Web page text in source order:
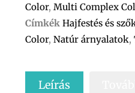
Color,Multi Complex
Címkék Hajfestés és
Color,Natúr árnyalatok,
Leírás